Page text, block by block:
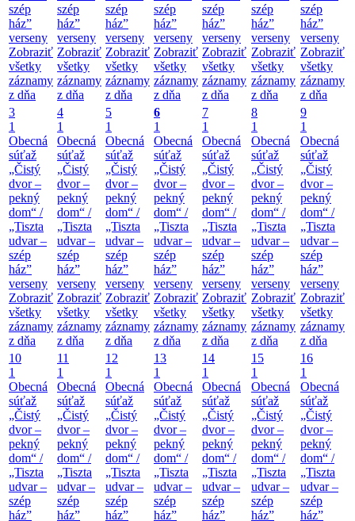
szép
ház”
verseny
Zobraziť
všetky
záznamy
z dňa
szép
ház”
verseny
Zobraziť
všetky
záznamy
z dňa
szép
ház”
verseny
Zobraziť
všetky
záznamy
z dňa
szép
ház”
verseny
Zobraziť
všetky
záznamy
z dňa
szép
ház”
verseny
Zobraziť
všetky
záznamy
z dňa
szép
ház”
verseny
Zobraziť
všetky
záznamy
z dňa
szép
ház”
verseny
Zobraziť
všetky
záznamy
z dňa
3
1
Obecná
súťaž
„Čistý
dvor –
pekný
dom“ /
„Tiszta
udvar –
szép
ház”
verseny
Zobraziť
všetky
záznamy
z dňa
4
1
Obecná
súťaž
„Čistý
dvor –
pekný
dom“ /
„Tiszta
udvar –
szép
ház”
verseny
Zobraziť
všetky
záznamy
z dňa
5
1
Obecná
súťaž
„Čistý
dvor –
pekný
dom“ /
„Tiszta
udvar –
szép
ház”
verseny
Zobraziť
všetky
záznamy
z dňa
6
1
Obecná
súťaž
„Čistý
dvor –
pekný
dom“ /
„Tiszta
udvar –
szép
ház”
verseny
Zobraziť
všetky
záznamy
z dňa
7
1
Obecná
súťaž
„Čistý
dvor –
pekný
dom“ /
„Tiszta
udvar –
szép
ház”
verseny
Zobraziť
všetky
záznamy
z dňa
8
1
Obecná
súťaž
„Čistý
dvor –
pekný
dom“ /
„Tiszta
udvar –
szép
ház”
verseny
Zobraziť
všetky
záznamy
z dňa
9
1
Obecná
súťaž
„Čistý
dvor –
pekný
dom“ /
„Tiszta
udvar –
szép
ház”
verseny
Zobraziť
všetky
záznamy
z dňa
10
1
Obecná
súťaž
„Čistý
dvor –
pekný
dom“ /
„Tiszta
udvar –
szép
ház”
11
1
Obecná
súťaž
„Čistý
dvor –
pekný
dom“ /
„Tiszta
udvar –
szép
ház”
12
1
Obecná
súťaž
„Čistý
dvor –
pekný
dom“ /
„Tiszta
udvar –
szép
ház”
13
1
Obecná
súťaž
„Čistý
dvor –
pekný
dom“ /
„Tiszta
udvar –
szép
ház”
14
1
Obecná
súťaž
„Čistý
dvor –
pekný
dom“ /
„Tiszta
udvar –
szép
ház”
15
1
Obecná
súťaž
„Čistý
dvor –
pekný
dom“ /
„Tiszta
udvar –
szép
ház”
16
1
Obecná
súťaž
„Čistý
dvor –
pekný
dom“ /
„Tiszta
udvar –
szép
ház”